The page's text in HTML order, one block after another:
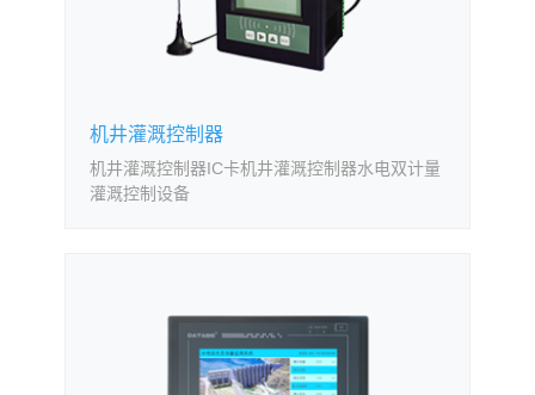
机井灌溉控制器
机井灌溉控制器IC卡机井灌溉控制器水电双计量
灌溉控制设备